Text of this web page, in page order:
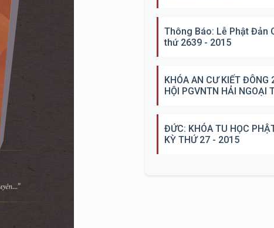
Thông Báo: Lễ Phật Đản
thứ 2639 - 2015
KHÓA AN CƯ KIẾT ĐÔNG
HỘI PGVNTN HẢI NGOẠI
ĐỨC: KHÓA TU HỌC
KỲ THỨ 27 - 2015